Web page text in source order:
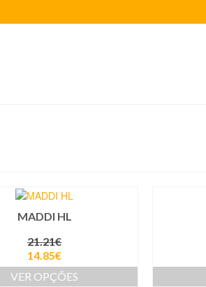
MADDI HL
21.21€
14.85€
VER OPÇÕES